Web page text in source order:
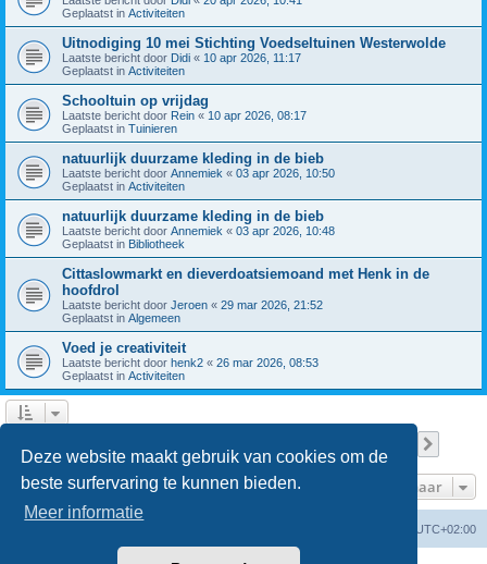
Deze website maakt gebruik van cookies om de
beste surfervaring te kunnen bieden.
Meer informatie
Geplaatst in Activiteiten
Uitnodiging 10 mei Stichting Voedseltuinen Westerwolde
Laatste bericht door Didi « 10 apr 2026, 11:17
Geplaatst in Activiteiten
Schooltuin op vrijdag
Laatste bericht door Rein « 10 apr 2026, 08:17
Geplaatst in Tuinieren
natuurlijk duurzame kleding in de bieb
Laatste bericht door Annemiek « 03 apr 2026, 10:50
Geplaatst in Activiteiten
natuurlijk duurzame kleding in de bieb
Laatste bericht door Annemiek « 03 apr 2026, 10:48
Geplaatst in Bibliotheek
Cittaslowmarkt en dieverdoatsiemoand met Henk in de
hoofdrol
Laatste bericht door Jeroen « 29 mar 2026, 21:52
Geplaatst in Algemeen
Voed je creativiteit
Laatste bericht door henk2 « 26 mar 2026, 08:53
Geplaatst in Activiteiten
Ga naar
UTC+02:00